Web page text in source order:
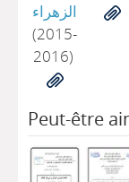
الزهراء
(2015-
2016)
Peut-être